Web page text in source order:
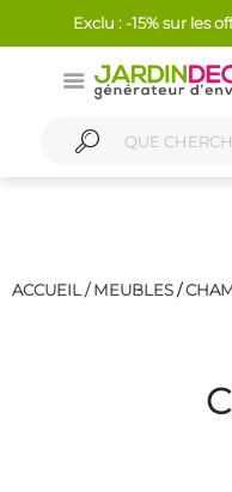
Exclu : -15% sur les
ACCUEIL / MEUBLES/